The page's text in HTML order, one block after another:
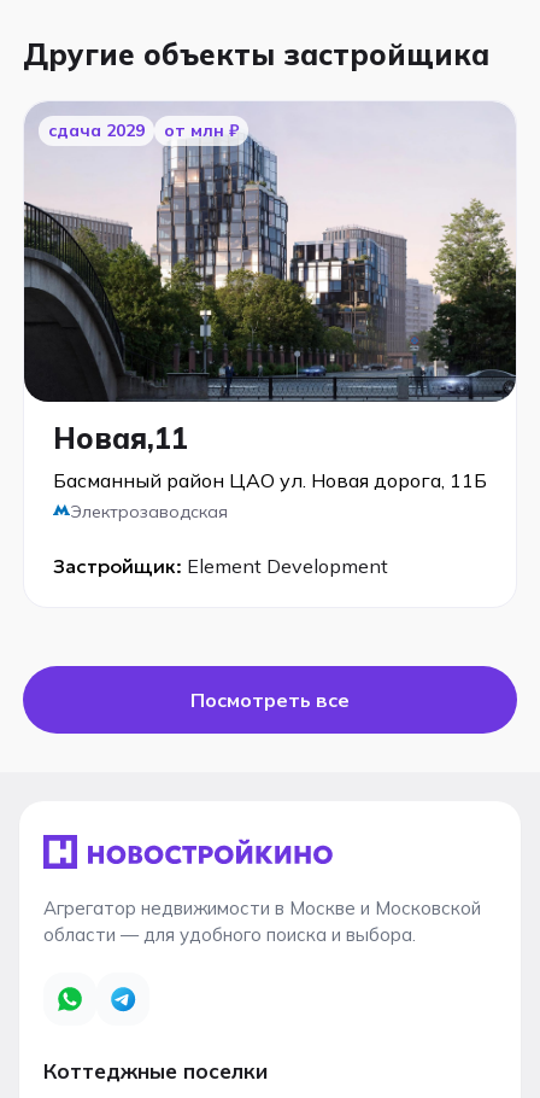
Другие объекты застройщика
cдача 2029 от млн ₽
Новая,11
Басманный район ЦАО ул. Новая дорога, 11Б
Электрозаводская
Застройщик: Element Development
Посмотреть все
Агрегатор недвижимости в Москве и Московской
области — для удобного поиска и выбора.
Коттеджные поселки